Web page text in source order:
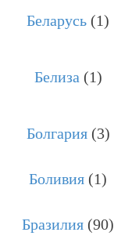
Беларусь (1)
Белиза (1)
Болгария (3)
Боливия (1)
Бразилия (90)